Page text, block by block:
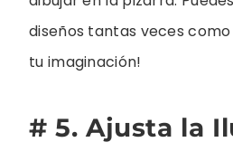
diseños tantas veces como
tu imaginación!
# 5. Ajusta la